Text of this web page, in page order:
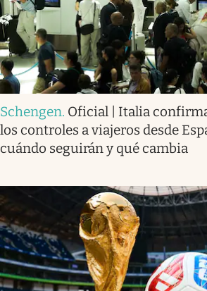
Schengen. Oficial | Italia
los controles a viajeros desde
cuándo seguirán y qué cambia